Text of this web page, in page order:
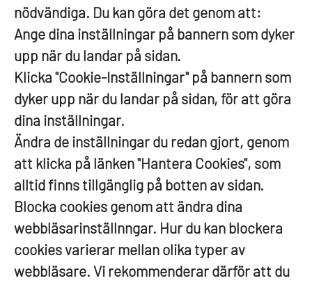
nödvändiga. Du kan göra det genom att:
Ange dina inställningar på bannern som dyker
upp när du landar på sidan.
Klicka "Cookie-Inställningar" på bannern som
dyker upp när du landar på sidan, för att göra
dina inställningar.
Ändra de inställningar du redan gjort, genom
att klicka på länken "Hantera Cookies", som
alltid finns tillgänglig på botten av sidan.
Blocka cookies genom att ändra dina
webbläsarinställnngar. Hur du kan blockera
cookies varierar mellan olika typer av
webbläsare. Vi rekommenderar därför att du